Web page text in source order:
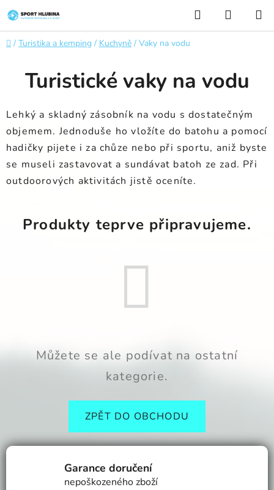
na
obsah
Hledat
KOŠÍK
Domů
/ Turistika a kemping / Kuchyně / Vaky na vodu
Turistické vaky na vodu
Lehký a skladný zásobník na vodu s dostatečným
objemem. Jednoduše ho vložíte do batohu a pomocí
hadičky pijete i za chůze nebo při sportu, aniž byste
se museli zastavovat a sundávat batoh ze zad. Při
outdoorových aktivitách jistě oceníte.
Produkty teprve připravujeme.
Můžete se ale podívat na ostatní
kategorie.
ZPĚT DO OBCHODU
Garance doručení
nepoškozeného zboží